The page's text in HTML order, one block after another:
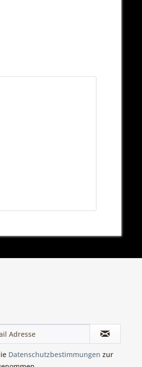
Datenschutzbestimmungen zur